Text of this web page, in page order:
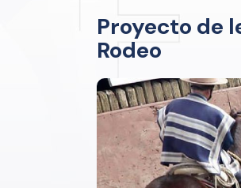
Proyecto de
Rodeo